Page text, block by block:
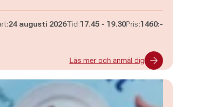
24 augusti 2026Tid:Pågår mellan
17.45 - och
19.30Pris:1460:-
Läs mer och anmäl dig